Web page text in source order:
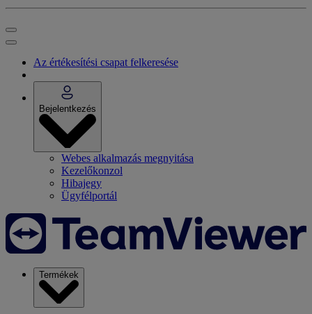
Az értékesítési csapat felkeresése
Bejelentkezés
Webes alkalmazás megnyitása
Kezelőkonzol
Hibajegy
Ügyfélportál
Termékek